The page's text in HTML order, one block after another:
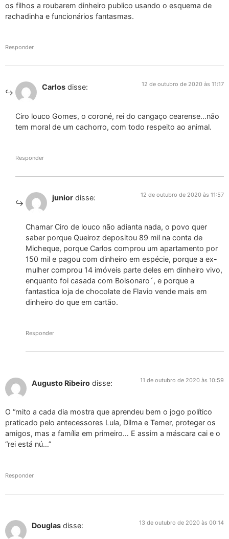
os filhos a roubarem dinheiro publico usando o esquema de
rachadinha e funcionários fantasmas.
Responder
Carlos disse: 12 de outubro de 2020 às 11:17
Ciro louco Gomes, o coroné, rei do cangaço cearense…não
tem moral de um cachorro, com todo respeito ao animal.
Responder
junior disse: 12 de outubro de 2020 às 11:57
Chamar Ciro de louco não adianta nada, o povo quer
saber porque Queiroz depositou 89 mil na conta de
Micheque, porque Carlos comprou um apartamento por
150 mil e pagou com dinheiro em espécie, porque a ex-
mulher comprou 14 imóveis parte deles em dinheiro vivo,
enquanto foi casada com Bolsonaro´, e porque a
fantastica loja de chocolate de Flavio vende mais em
dinheiro do que em cartão.
Responder
Augusto Ribeiro disse: 11 de outubro de 2020 às 10:59
O “mito a cada dia mostra que aprendeu bem o jogo político
praticado pelo antecessores Lula, Dilma e Temer, proteger os
amigos, mas a família em primeiro… E assim a máscara cai e o
“rei está nú…”
Responder
Douglas disse: 13 de outubro de 2020 às 00:14